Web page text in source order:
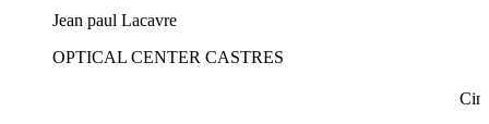
Jean paul Lacavre
OPTICAL CENTER CASTRES